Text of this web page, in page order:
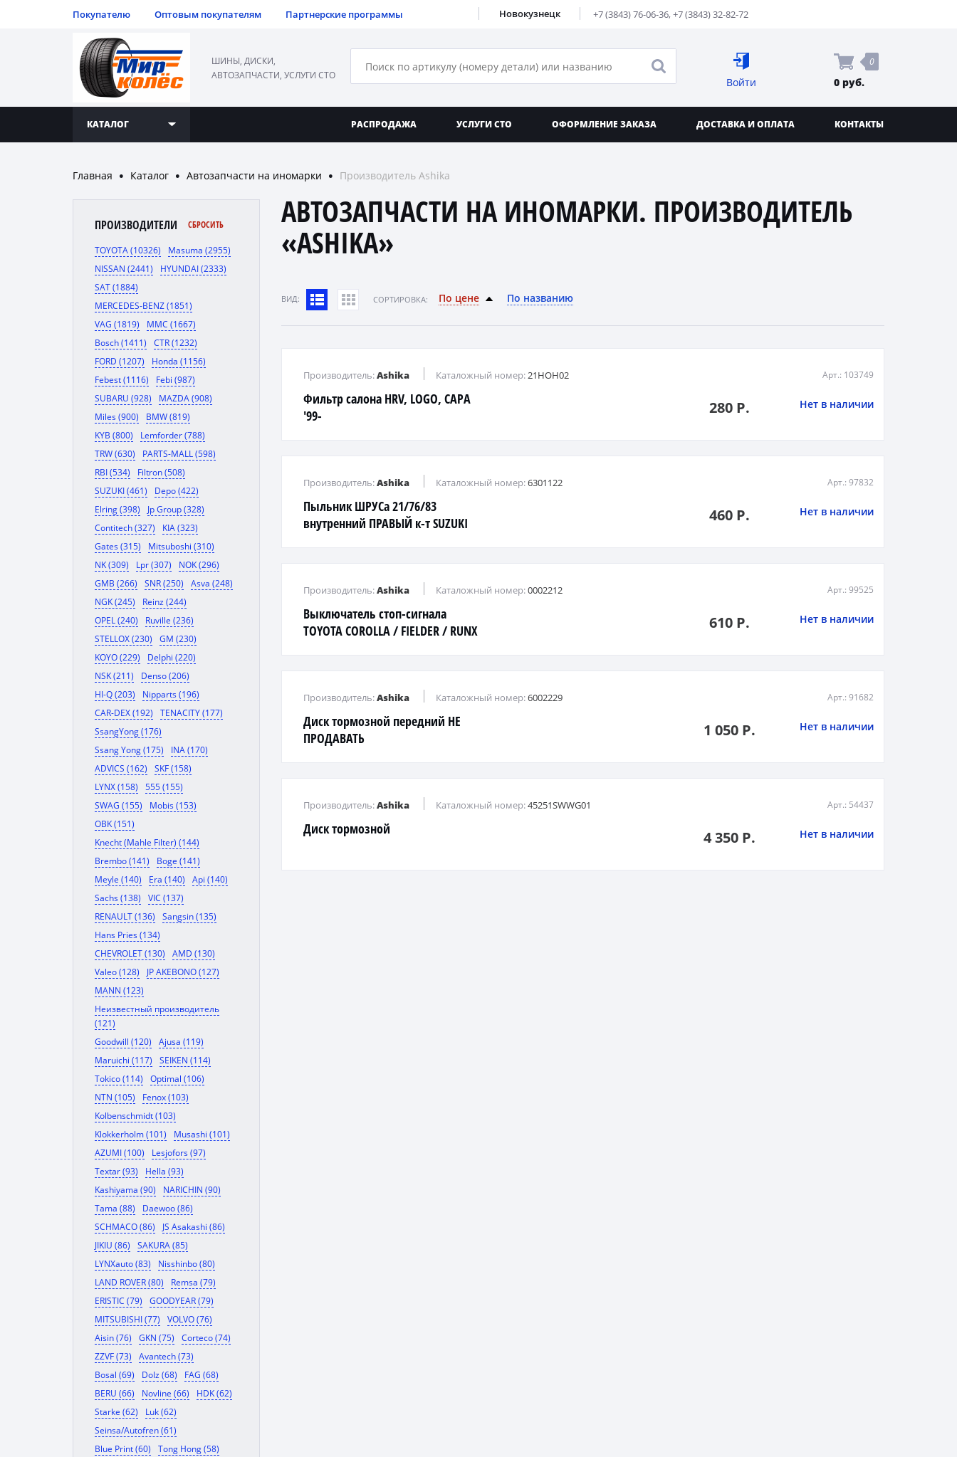
Покупателю Оптовым покупателям Партнерские программы Новокузнецк +7 (3843) 76-06-36,+7 (3843) 32-82-72
ШИНЫ, ДИСКИ,
АВТОЗАПЧАСТИ, УСЛУГИ СТО
Войти
0
0 руб.
КАТАЛОГ РАСПРОДАЖА УСЛУГИ СТО ОФОРМЛЕНИЕ ЗАКАЗА ДОСТАВКА И ОПЛАТА КОНТАКТЫ
Главная ● Каталог ● Автозапчасти на иномарки ● Производитель Ashika
ПРОИЗВОДИТЕЛИ СБРОСИТЬ
TOYOTA (10326)
Masuma (2955)
NISSAN (2441)
HYUNDAI (2333)
SAT (1884)
MERCEDES-BENZ (1851)
VAG (1819)
MMC (1667)
Bosch (1411)
CTR (1232)
FORD (1207)
Honda (1156)
Febest (1116)
Febi (987)
SUBARU (928)
MAZDA (908)
Miles (900)
BMW (819)
KYB (800)
Lemforder (788)
TRW (630)
PARTS-MALL (598)
RBI (534)
Filtron (508)
SUZUKI (461)
Depo (422)
Elring (398)
Jp Group (328)
Contitech (327)
KIA (323)
Gates (315)
Mitsuboshi (310)
NK (309)
Lpr (307)
NOK (296)
GMB (266)
SNR (250)
Asva (248)
NGK (245)
Reinz (244)
OPEL (240)
Ruville (236)
STELLOX (230)
GM (230)
KOYO (229)
Delphi (220)
NSK (211)
Denso (206)
HI-Q (203)
Nipparts (196)
CAR-DEX (192)
TENACITY (177)
SsangYong (176)
Ssang Yong (175)
INA (170)
ADVICS (162)
SKF (158)
LYNX (158)
555 (155)
SWAG (155)
Mobis (153)
OBK (151)
Knecht (Mahle Filter) (144)
Brembo (141)
Boge (141)
Meyle (140)
Era (140)
Api (140)
Sachs (138)
VIC (137)
RENAULT (136)
Sangsin (135)
Hans Pries (134)
CHEVROLET (130)
AMD (130)
Valeo (128)
JP AKEBONO (127)
MANN (123)
Неизвестный производитель
(121)
Goodwill (120)
Ajusa (119)
Maruichi (117)
SEIKEN (114)
Tokico (114)
Optimal (106)
NTN (105)
Fenox (103)
Kolbenschmidt (103)
Klokkerholm (101)
Musashi (101)
AZUMI (100)
Lesjofors (97)
Textar (93)
Hella (93)
Kashiyama (90)
NARICHIN (90)
Tama (88)
Daewoo (86)
SCHMACO (86)
JS Asakashi (86)
JIKIU (86)
SAKURA (85)
LYNXauto (83)
Nisshinbo (80)
LAND ROVER (80)
Remsa (79)
ERISTIC (79)
GOODYEAR (79)
MITSUBISHI (77)
VOLVO (76)
Aisin (76)
GKN (75)
Corteco (74)
ZZVF (73)
Avantech (73)
Bosal (69)
Dolz (68)
FAG (68)
BERU (66)
Novline (66)
HDK (62)
Starke (62)
Luk (62)
Seinsa/Autofren (61)
Blue Print (60)
Tong Hong (58)
АВТОЗАПЧАСТИ НА ИНОМАРКИ. ПРОИЗВОДИТЕЛЬ
«ASHIKA»
ВИД: CОРТИРОВКА: По цене По названию
Фильтр салона HRV, LOGO, CAPA
'99-
Производитель:Ashika Каталожный номер:21HOH02 Арт.: 103749
280 Р. Нет в наличии
Пыльник ШРУСа 21/76/83
внутренний ПРАВЫЙ к-т SUZUKI
Производитель:Ashika Каталожный номер:6301122 Арт.: 97832
460 Р. Нет в наличии
Выключатель стоп-сигнала
TOYOTA COROLLA / FIELDER / RUNX
Производитель:Ashika Каталожный номер:0002212 Арт.: 99525
610 Р. Нет в наличии
Диск тормозной передний НЕ
ПРОДАВАТЬ
Производитель:Ashika Каталожный номер:6002229 Арт.: 91682
1 050 Р. Нет в наличии
Диск тормозной
Производитель:Ashika Каталожный номер:45251SWWG01 Арт.: 54437
4 350 Р. Нет в наличии